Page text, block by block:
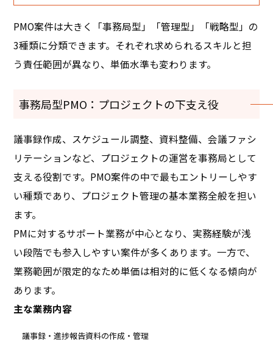
PMO案件は大きく「事務局型」「管理型」「戦略型」の
3種類に分類できます。それぞれ求められるスキルと担
う責任範囲が異なり、単価水準も変わります。
事務局型PMO：プロジェクトの下支え役
議事録作成、スケジュール調整、資料整備、会議ファシ
リテーションなど、プロジェクトの運営を事務局として
支える役割です。PMO案件の中で最もエントリーしやす
い種類であり、プロジェクト管理の基本業務全般を担い
ます。
PMに対するサポート業務が中心となり、実務経験が浅
い段階でも参入しやすい案件が多くあります。一方で、
業務範囲が限定的なため単価は相対的に低くなる傾向が
あります。
主な業務内容
議事録・進捗報告資料の作成・管理